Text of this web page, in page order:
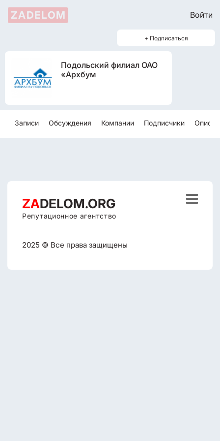
ZADELOM Войти
+ Подписаться
Подольский филиал ОАО
«Архбум
Записи Обсуждения Компании Подписчики
ZADELOM.ORG
Репутационное агентство
2025 © Все права защищены
